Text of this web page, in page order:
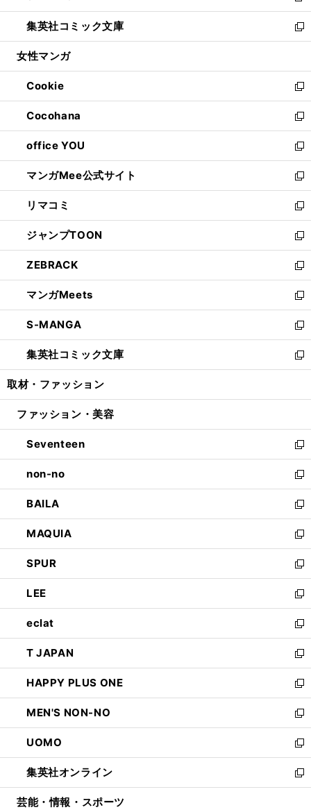
開
く
ウ
で
開
ン
ド
ウ
開
く
ウ
ィ
ン
ウ
で
開
く
し
い
ウ
ン
ド
ウ
で
開
く
集英社コミック文庫
新
し
ウ
ィ
ン
ド
ウ
で
開
く
女性マンガ
Cookie
新
し
い
ウ
ィ
ン
ド
ウ
で
開
く
Cocohana
新
し
い
ウ
ィ
ン
ド
ウ
で
開
く
office YOU
新
し
い
ウ
ィ
ン
ド
ウ
で
開
く
マンガMee公式サイト
新
し
い
ウ
ィ
ン
ド
ウ
で
開
く
リマコミ
新
し
い
ウ
ィ
ン
ド
ウ
で
開
く
ジャンプTOON
新
し
い
ウ
ィ
ン
ド
ウ
で
開
ZEBRACK
新
し
い
ウ
ィ
ン
ド
ウ
開
マンガMeets
新
し
い
ウ
ィ
ン
ウ
開
く
S-MANGA
新
し
い
ウ
ン
ウ
で
開
く
集英社コミック文庫
新
し
ウ
ン
ド
ウ
で
開
く
取材・ファッション
ファッション・美容
Seventeen
新
し
い
ウ
ィ
ン
ド
ウ
で
開
く
non-no
新
し
い
ウ
ィ
ン
ド
ウ
で
開
く
BAILA
新
し
い
ウ
ィ
ン
ド
ウ
で
開
く
MAQUIA
新
し
い
ウ
ィ
ン
ド
ウ
で
開
く
SPUR
新
し
い
ウ
ィ
ン
ド
ウ
で
開
く
LEE
新
し
い
ウ
ィ
ン
ド
ウ
で
開
く
eclat
新
し
い
ウ
ィ
ン
ド
ウ
で
開
く
T JAPAN
新
し
い
ウ
ィ
ン
ド
ウ
で
開
HAPPY PLUS ONE
新
し
い
ウ
ィ
ン
ド
ウ
MEN'S NON-NO
新
し
い
ウ
ィ
ン
UOMO
新
し
い
ウ
集英社オンライン
新
し
芸能・情報・スポーツ